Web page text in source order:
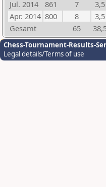
Jul. 2014 861 7
3,5
Apr. 2014 800 8
3,5
Gesamt
65
Chess-Tournament-Results-
Legal details/Terms of use